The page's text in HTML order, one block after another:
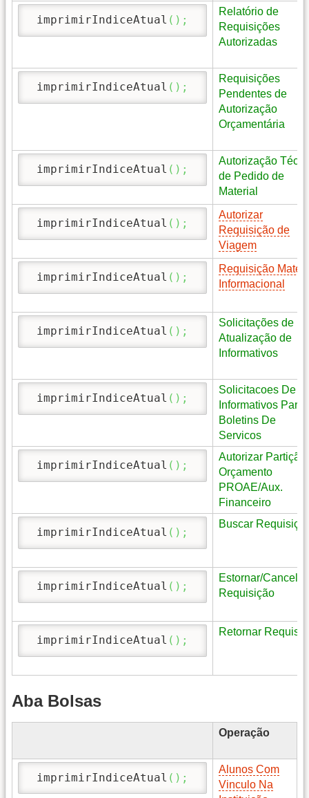
imprimirIndiceAtual ( ) ;
Relatório de
Requisições
Autorizadas
imprimirIndiceAtual ( ) ;
Requisições
Pendentes de
Autorização
Orçamentária
imprimirIndiceAtual ( ) ;
Autorização
de Pedido de
Material
imprimirIndiceAtual ( ) ;
Autorizar
Requisição de
Viagem
imprimirIndiceAtual ( ) ;
Requisição
Informacional
imprimirIndiceAtual ( ) ;
Solicitações de
Atualização de
Informativos
imprimirIndiceAtual ( ) ;
Solicitacoes De
Informativos Para
Boletins De
Servicos
imprimirIndiceAtual ( ) ;
Autorizar Partição
Orçamento
PROAE/Aux.
Financeiro
imprimirIndiceAtual ( ) ;
Buscar
imprimirIndiceAtual ( ) ;
Estornar/Cancelar
Requisição
imprimirIndiceAtual ( ) ;
Retornar
Aba Bolsas
Operação
imprimirIndiceAtual ( ) ;
Alunos Com
Vinculo Na